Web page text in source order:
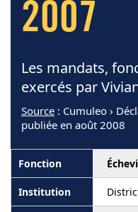
2007
Les mandats,
exercés par
Source : Cumuleo ›
publiée en août 2008